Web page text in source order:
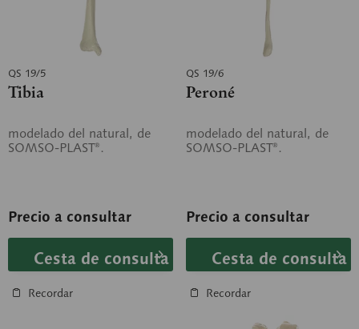
QS 19/5
Tibia
modelado del natural, de
SOMSO-PLAST®.
Precio a consultar
Cesta de consulta
Recordar
QS 19/6
Peroné
modelado del natural, de
SOMSO-PLAST®.
Precio a consultar
Cesta de consulta
Recordar